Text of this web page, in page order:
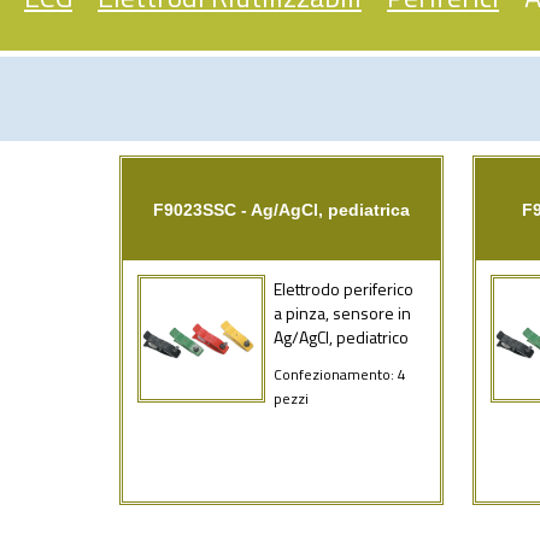
F9023SSC - Ag/AgCl, pediatrica
Elettrodo periferico
a pinza, sensore in
Ag/AgCl, pediatrico
Confezionamento: 4
pezzi